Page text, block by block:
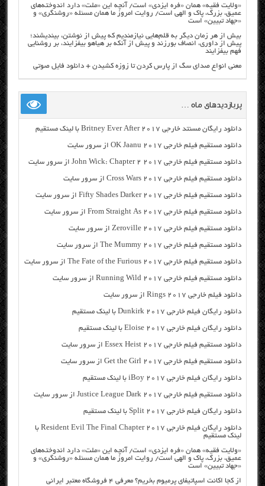
«ولایت فقیه» همان «فره ایزدی» است/ آنچه این «ملت» دارد اندوخته‌های
عمیق، بزرگ، پاک و الهی است/ روایت امروز ما همان مسئله «روشنگری» و
«جهاد تبیین» است
بیش از هر زمان دیگر به قلم‌هایی نیازمندیم که پیش از نوشتن، بیندیشند؛
پیش از داوری، انصاف بورزند و پیش از آنکه بر هیاهو بیفزایند، بر روشنایی
فهم بیفزایند
معنی انواع صدای سگ از پارس کردن تا زوزه کشیدن + دانلود فایل صوتی
پربازدیدهای ماه …
دانلود رایگان مسنتد خارجی Britney Ever After 2017 با لینک مستقیم
دانلود مستقیم فیلم خارجی OK Jaanu 2017 از سرور سایت
دانلود مستقیم فیلم خارجی John Wick: Chapter 2 2017 از سرور سایت
دانلود مستقیم فیلم خارجی Cross Wars 2017 از سرور سایت
دانلود مستقیم فیلم خارجی Fifty Shades Darker 2017 از سرور سایت
دانلود مستقیم فیلم خارجی From Straight As 2017 از سرور سایت
دانلود مستقیم فیلم خارجی Zeroville 2017 از سرور سایت
دانلود مستقیم فیلم خارجی The Mummy 2017 از سرور سایت
دانلود مستقیم فیلم خارجی The Fate of the Furious 2017 از سرور سایت
دانلود مستقیم فیلم خارجی Running Wild 2017 از سرور سایت
دانلود فیلم خارجی Rings 2017 از سرور سایت
دانلود رایگان فیلم خارجی Dunkirk 2017 با لینک مستقیم
دانلود رایگان فیلم خارجی Eloise 2017 با لینک مستقیم
دانلود مستقیم فیلم خارجی Essex Heist 2017 از سرور سایت
دانلود مستقیم فیلم خارجی Get the Girl 2017 از سرور سایت
دانلود رایگان فیلم خارجی iBoy 2017 با لینک مستقیم
دانلود مستقیم فیلم خارجی Justice League Dark 2017 از سرور سایت
دانلود رایگان فیلم خارجی Split 2017 با لینک مستقیم
دانلود رایگان فیلم خارجی Resident Evil The Final Chapter 2017 با
لینک مستقیم
«ولایت فقیه» همان «فره ایزدی» است/ آنچه این «ملت» دارد اندوخته‌های
عمیق، بزرگ، پاک و الهی است/ روایت امروز ما همان مسئله «روشنگری» و
«جهاد تبیین» است
از کجا اکانت اسپاتیفای پرمیوم بخریم؟ معرفی ۴ فروشگاه معتبر ایرانی